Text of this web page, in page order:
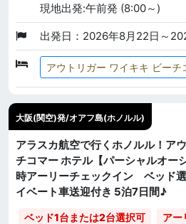
現地出発:午前発 (8:00～)
出発日：2026年8月22日～
アウトリガー ワイキキ ビーチ
大阪(関空)発/オアフ島(ホノルル)
アラスカ航空で行くホノルル！ア
チコマー ホテル【パーシャルオー
時アーリーチェックイン ベッド
イベート車送迎付き 5泊7日間♪
ベッド1台または2台選択可
アー